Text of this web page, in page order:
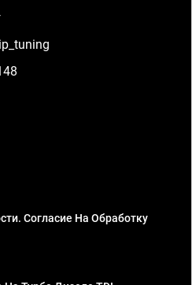
Согласие На Обработку